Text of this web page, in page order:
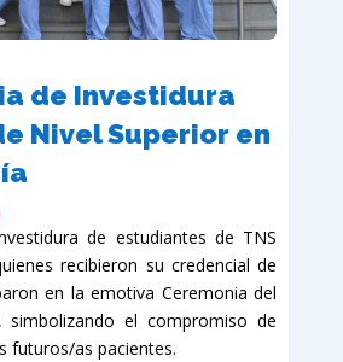
de Investidura
Nivel Superior en
de estudiantes de TNS
recibieron su credencial de
en la emotiva Ceremonia del
simbolizando el compromiso de
futuros/as pacientes.